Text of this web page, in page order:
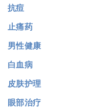
抗痘
止痛药
男性健康
白血病
皮肤护理
眼部治疗